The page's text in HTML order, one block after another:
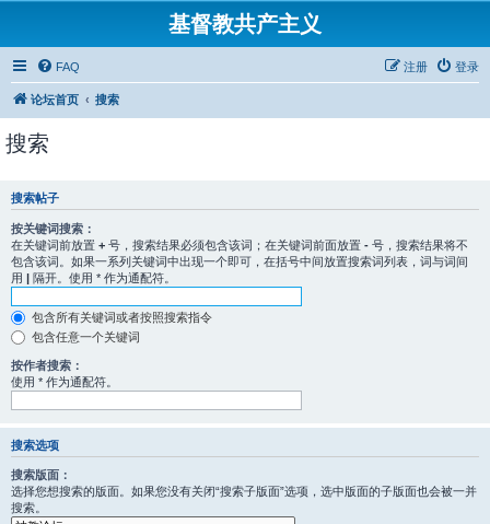
基督教共产主义
FAQ 登录
注册
论坛首页 搜索
搜索
搜索帖子
按关键词搜索：
在关键词前放置 + 号，搜索结果必须包含该词；在关键词前面放置 - 号，搜索结果将不
包含该词。如果一系列关键词中出现一个即可，在括号中间放置搜索词列表，词与词间
用 | 隔开。使用 * 作为通配符。
包含所有关键词或者按照搜索指令
包含任意一个关键词
按作者搜索：
使用 * 作为通配符。
搜索选项
搜索版面：
选择您想搜索的版面。如果您没有关闭“搜索子版面”选项，选中版面的子版面也会被一并
搜索。